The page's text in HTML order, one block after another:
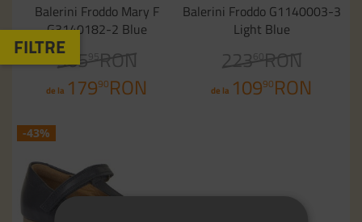
Balerini Froddo Mary F
G3140182-2 Blue
365 95RON
de la 17990RON
Balerini Froddo G1140003-3
Light Blue
223 60RON
de la 10990RON
-43%